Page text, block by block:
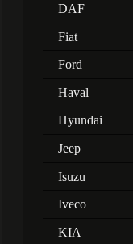
DAF
Fiat
Ford
Haval
Hyundai
Jeep
Isuzu
Iveco
KIA